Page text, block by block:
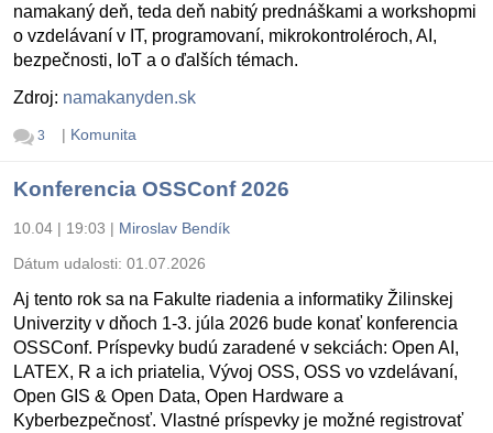
namakaný deň, teda deň nabitý prednáškami a workshopmi
o vzdelávaní v IT, programovaní, mikrokontroléroch, AI,
bezpečnosti, IoT a o ďalších témach.
Zdroj: namakanyden.sk
3 | Komunita
Konferencia OSSConf 2026
10.04 | 19:03 | Miroslav Bendík
Dátum udalosti: 01.07.2026
Aj tento rok sa na Fakulte riadenia a informatiky Žilinskej
Univerzity v dňoch 1-3. júla 2026 bude konať konferencia
OSSConf. Príspevky budú zaradené v sekciách: Open AI,
LATEX, R a ich priatelia, Vývoj OSS, OSS vo vzdelávaní,
Open GIS & Open Data, Open Hardware a
Kyberbezpečnosť. Vlastné príspevky je možné registrovať